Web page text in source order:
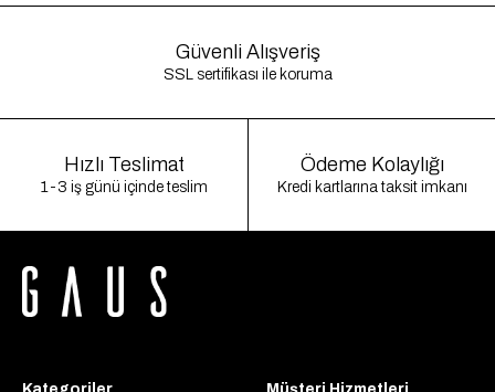
Güvenli Alışveriş
SSL sertifikası ile koruma
Hızlı Teslimat
1-3 iş günü içinde teslim
Ödeme Kolaylığı
Kredi kartlarına taksit imkanı